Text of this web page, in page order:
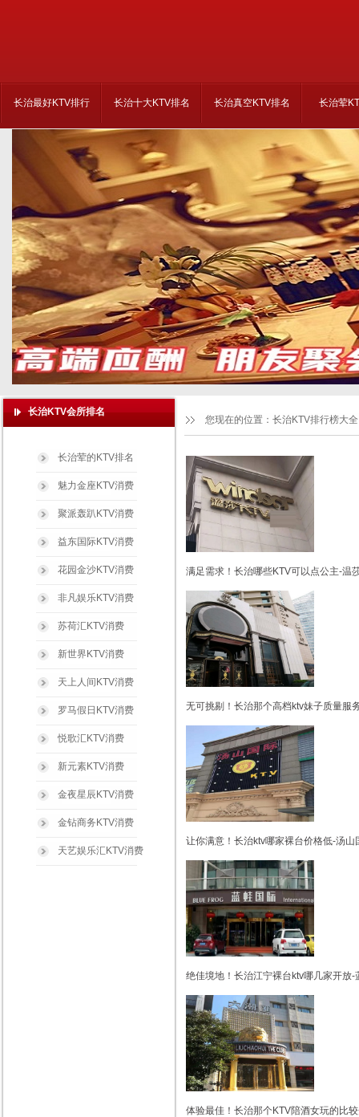
长治最好KTV排行 长治十大KTV排名 长治真空KTV排名 长治荤
满足需求！长治哪些KTV可以点公主-温
无可挑剔！长治那个高档ktv妹子质量服
让你满意！长治ktv哪家裸台价格低-汤山
绝佳境地！长治江宁裸台ktv哪几家开放
体验最佳！长治那个KTV陪酒女玩的比
您现在的位置： 长治KTV排行榜大全
长治KTV会所排名
长治荤的KTV排名
魅力金座KTV消费
聚派轰趴KTV消费
益东国际KTV消费
花园金沙KTV消费
非凡娱乐KTV消费
苏荷汇KTV消费
新世界KTV消费
天上人间KTV消费
罗马假日KTV消费
悦歌汇KTV消费
新元素KTV消费
金夜星辰KTV消费
金钻商务KTV消费
天艺娱乐汇KTV消费